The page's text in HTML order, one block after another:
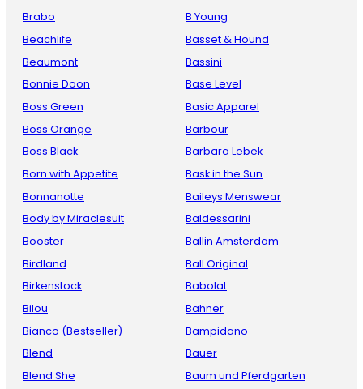
Brabo
Beachlife
Beaumont
Bonnie Doon
Boss Green
Boss Orange
Boss Black
Born with Appetite
Bonnanotte
Body by Miraclesuit
Booster
Birdland
Birkenstock
Bilou
Bianco (Bestseller)
Blend
Blend She
B Young
Basset & Hound
Bassini
Base Level
Basic Apparel
Barbour
Barbara Lebek
Bask in the Sun
Baileys Menswear
Baldessarini
Ballin Amsterdam
Ball Original
Babolat
Bahner
Bampidano
Bauer
Baum und Pferdgarten